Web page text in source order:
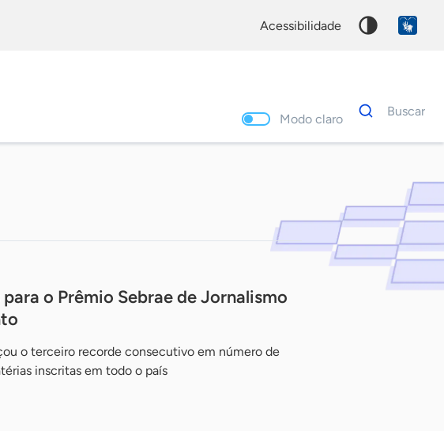
acessibilidade
Modo claro
Dados
para
Buscar
o Prêmio Sebrae de Jornalismo
o terceiro recorde consecutivo em número de
inscritas em todo o país